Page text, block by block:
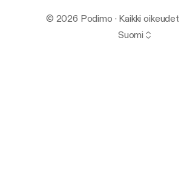
© 2026 Podimo · Kaikki
Suomi